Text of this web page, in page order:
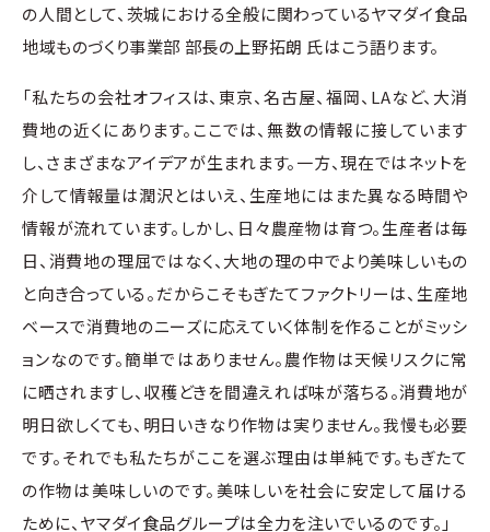
の人間として、茨城における全般に関わっているヤマダイ食品
地域ものづくり事業部 部長の上野拓朗 氏はこう語ります。
「私たちの会社オフィスは、東京、名古屋、福岡、LAなど、大消
費地の近くにあります。ここでは、無数の情報に接しています
し、さまざまなアイデアが生まれます。一方、現在ではネットを
介して情報量は潤沢とはいえ、生産地にはまた異なる時間や
情報が流れています。しかし、日々農産物は育つ。生産者は毎
日、消費地の理屈ではなく、大地の理の中でより美味しいもの
と向き合っている。だからこそもぎたてファクトリーは、生産地
ベースで消費地のニーズに応えていく体制を作ることがミッシ
ョンなのです。簡単ではありません。農作物は天候リスクに常
に晒されますし、収穫どきを間違えれば味が落ちる。消費地が
明日欲しくても、明日いきなり作物は実りません。我慢も必要
です。それでも私たちがここを選ぶ理由は単純です。もぎたて
の作物は美味しいのです。美味しいを社会に安定して届ける
ために、ヤマダイ食品グループは全力を注いでいるのです。」